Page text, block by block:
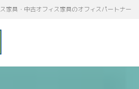
家具・中古オフィス家具のオフィスパートナー